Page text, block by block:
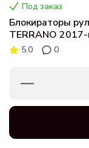
Под заказ
Блокираторы
TERRANO
5.0 0